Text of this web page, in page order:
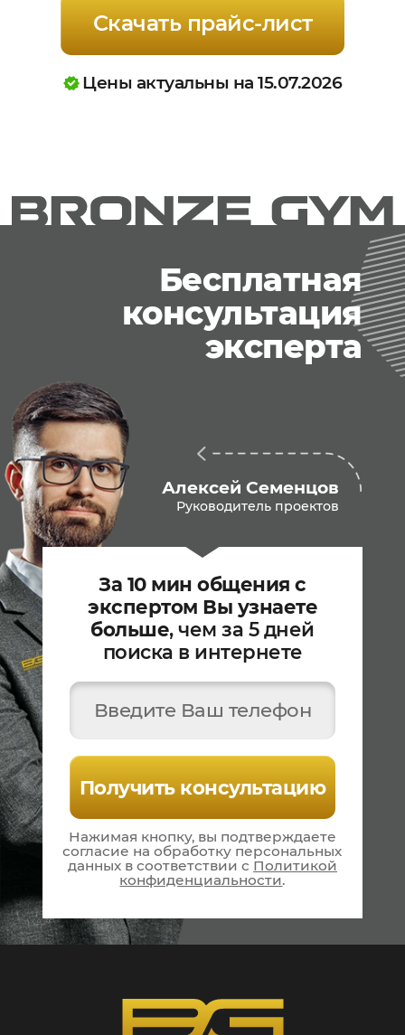
Скачать прайс-лист
Цены актуальны на 15.07.2026
Бесплатная
консультация
эксперта
Алексей Семенцов
Руководитель проектов
За 10 мин общения с
экспертом Вы узнаете
больше, чем за 5 дней
поиска в интернете
Введите Ваш телефон
Получить консультацию
Нажимая кнопку, вы подтверждаете
согласие наобработку персональных
данных в соответствии с Политикой
конфиденциальности.